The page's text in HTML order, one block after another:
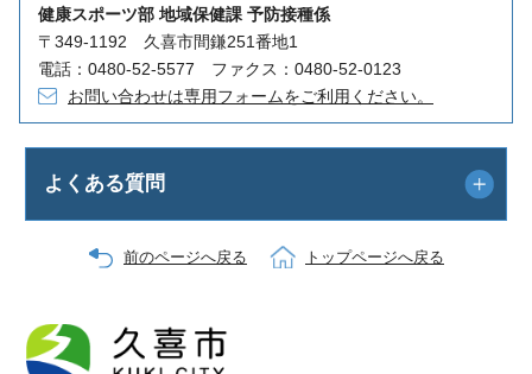
健康スポーツ部 地域保健課 予防接種係
〒349-1192 久喜市間鎌251番地1
電話：0480-52-5577 ファクス：0480-52-0123
お問い合わせは専用フォームをご利用ください。
よくある質問
前のページへ戻る トップページへ戻る